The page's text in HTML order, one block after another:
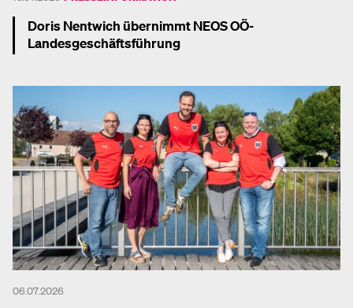
Doris Nentwich übernimmt NEOS OÖ-
Landesgeschäftsführung
06.07.2026